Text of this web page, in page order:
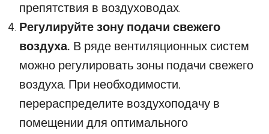
препятствия в воздуховодах.
Регулируйте зону подачи свежего
воздуха. В ряде вентиляционных систем
можно регулировать зоны подачи свежего
воздуха. При необходимости,
перераспределите воздухоподачу в
помещении для оптимального